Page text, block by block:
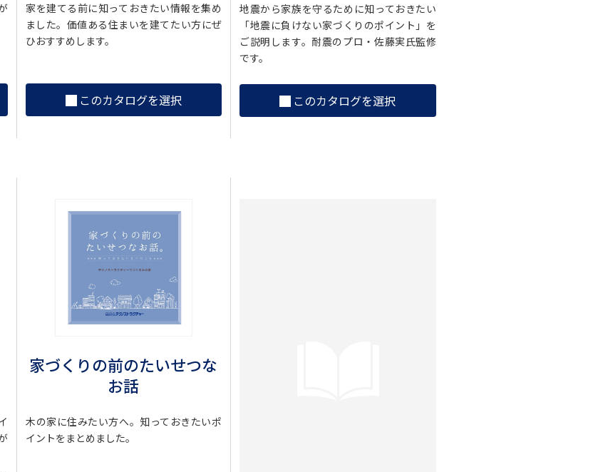
家を建てる前に知っておきたい情報を集め
ました。価値ある住まいを建てたい方にぜ
ひおすすめします。
このカタログを選択
地震から家族を守るために知っておきたい
「地震に負けない家づくりのポイント」を
ご説明します。耐震のプロ・佐藤実氏監修
です。
このカタログを選択
家づくりの前のたいせつな
お話
木の家に住みたい方へ。知っておきたいポ
イントをまとめました。